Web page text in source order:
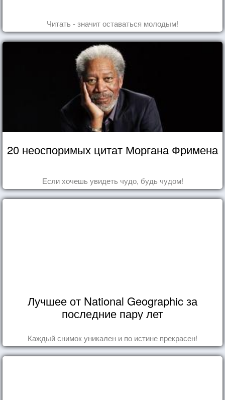
Читать - значит оставаться молодым!
20 неоспоримых цитат Моргана Фримена
Если хочешь увидеть чудо, будь чудом!
Лучшее от National Geographic за
последние пару лет
Каждый снимок уникален и по истине прекрасен!